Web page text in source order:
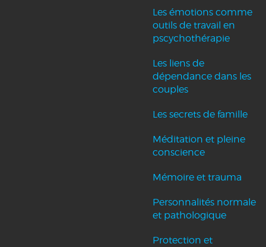
Les émotions comme
outils de travail en
pscychothérapie
Les liens de
dépendance dans les
couples
Les secrets de famille
Méditation et pleine
conscience
Mémoire et trauma
Personnalités normale
et pathologique
Protection et